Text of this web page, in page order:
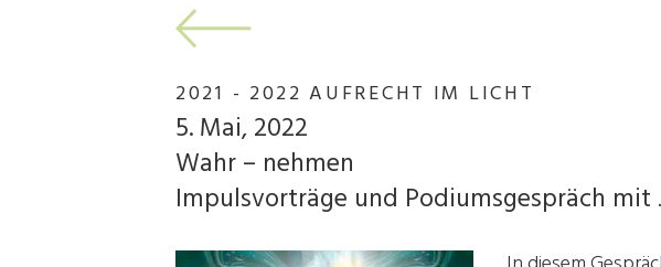
2021 - 2022 AUFRECHT IM LICHT
5. Mai, 2022
Wahr – nehmen
Impulsvorträge und Podiumsgespräch